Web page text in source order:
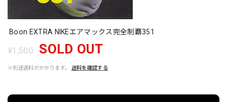
Boon EXTRA NIKEエアマックス完全制覇351
¥1,500 SOLD OUT
※別途送料がかかります。 送料を確認する